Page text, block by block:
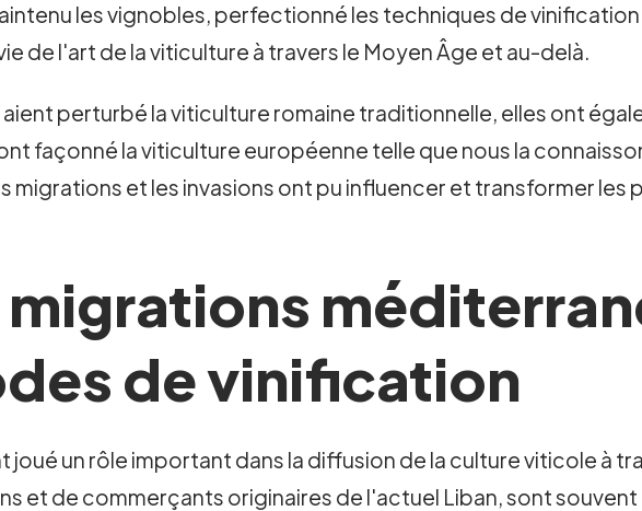
les vignobles, perfectionné les techniques de vinification
de l'art de la viticulture à travers le Moyen Âge et au-delà.
perturbé la viticulture romaine traditionnelle, elles ont
façonné la viticulture européenne telle que nous la
migrations et les invasions ont pu influencer et transformer les
de vinification
un rôle important dans la diffusion de la culture viticole à
et de commerçants originaires de l'actuel Liban, sont